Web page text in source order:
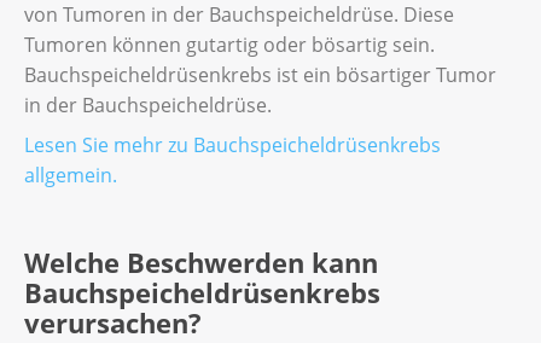
von Tumoren in der Bauchspeicheldrüse. Diese
Tumoren können gutartig oder bösartig sein.
Bauchspeicheldrüsenkrebs ist ein bösartiger Tumor
in der Bauchspeicheldrüse.
Lesen Sie mehr zu Bauchspeicheldrüsenkrebs
allgemein.
Welche Beschwerden kann
Bauchspeicheldrüsenkrebs
verursachen?